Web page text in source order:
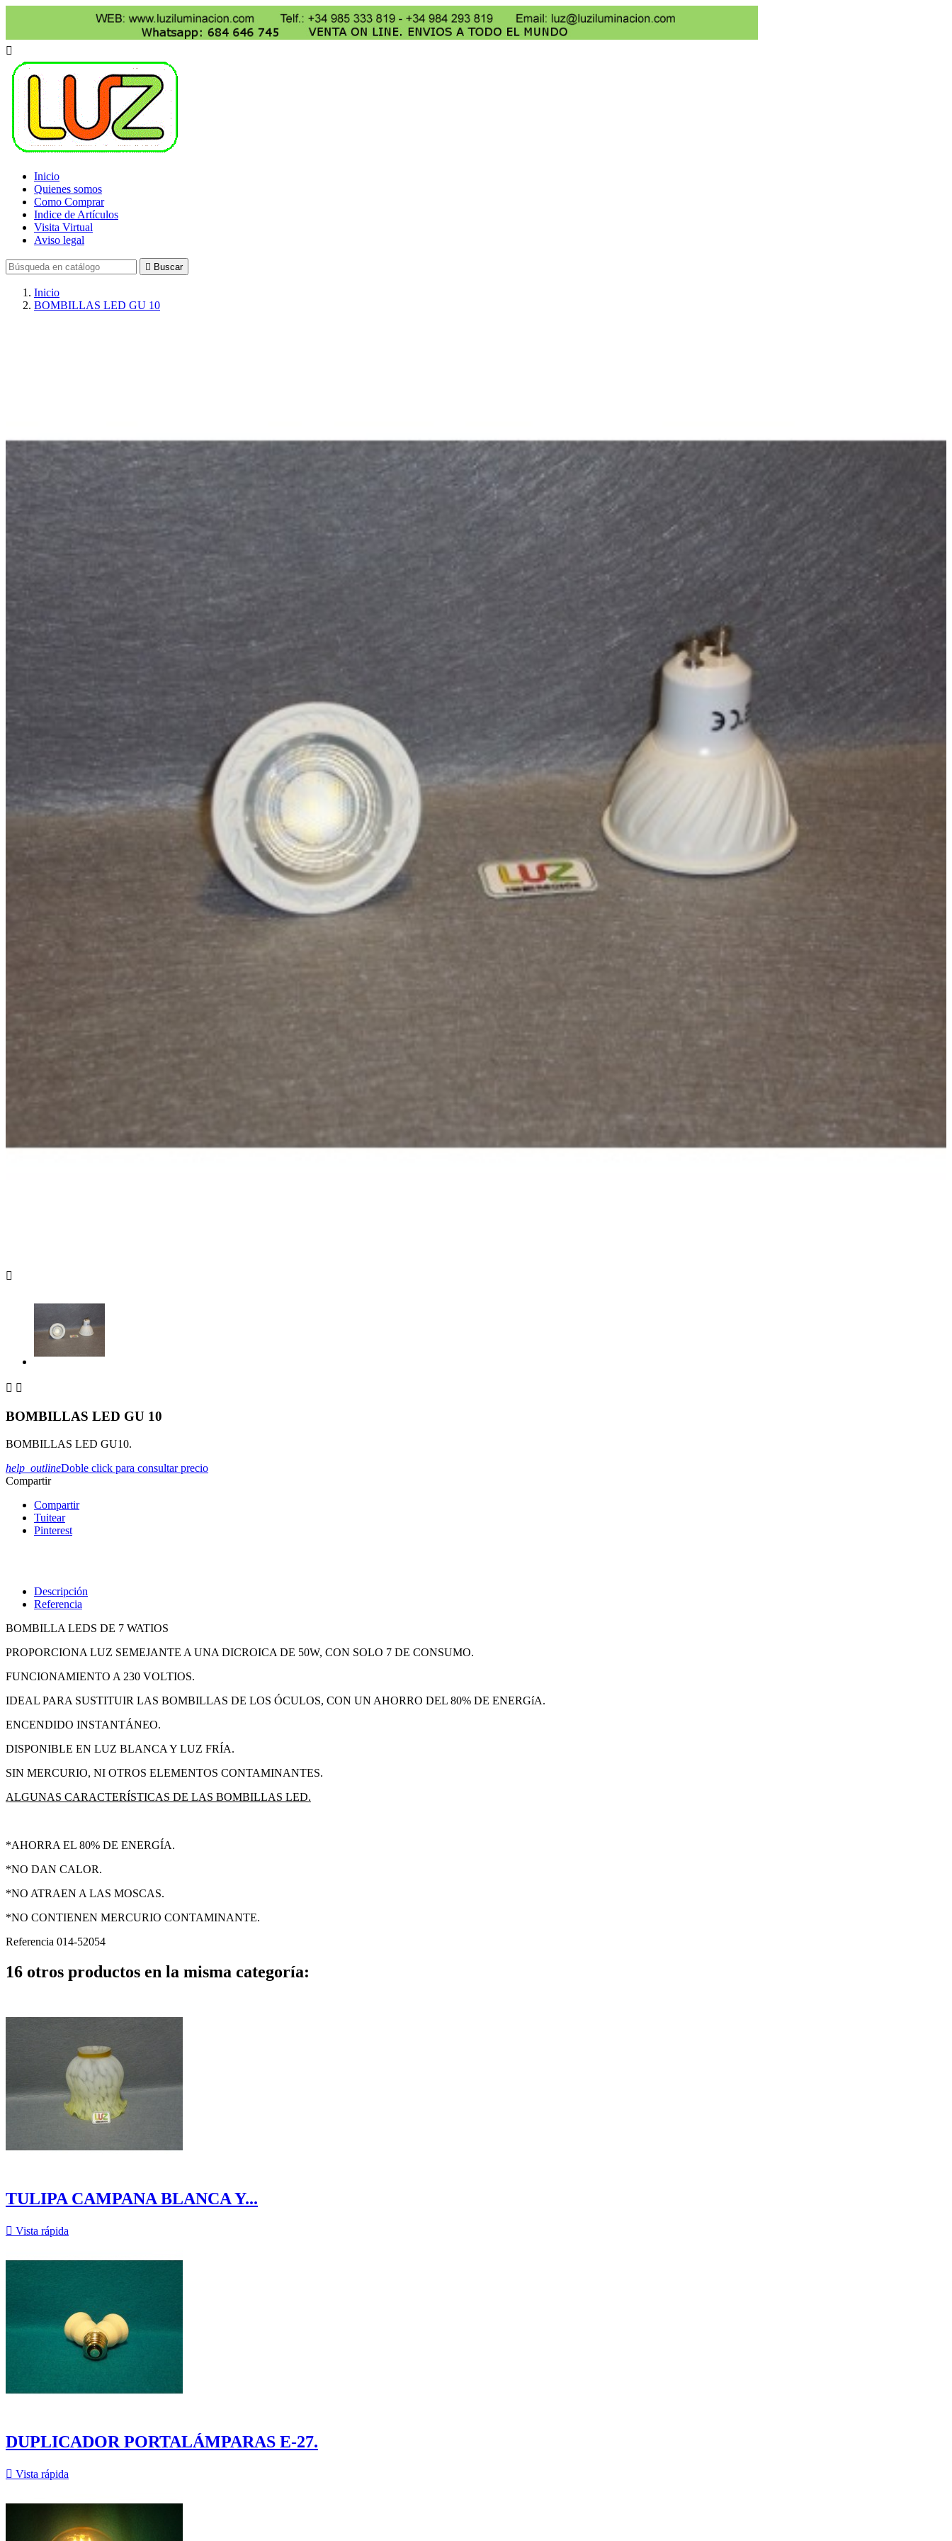

Inicio
Quienes somos
Como Comprar
Indice de Artículos
Visita Virtual
Aviso legal
 Buscar
Inicio
BOMBILLAS LED GU 10

 
BOMBILLAS LED GU 10
BOMBILLAS LED GU10.
help_outlineDoble click para consultar precio
Compartir
Compartir
Tuitear
Pinterest
Descripción
Referencia
BOMBILLA LEDS DE 7 WATIOS
PROPORCIONA LUZ SEMEJANTE A UNA DICROICA DE 50W, CON SOLO 7 DE CONSUMO.
FUNCIONAMIENTO A 230 VOLTIOS.
IDEAL PARA SUSTITUIR LAS BOMBILLAS DE LOS ÓCULOS, CON UN AHORRO DEL 80% DE ENERGíA.
ENCENDIDO INSTANTÁNEO.
DISPONIBLE EN LUZ BLANCA Y LUZ FRÍA.
SIN MERCURIO, NI OTROS ELEMENTOS CONTAMINANTES.
ALGUNAS CARACTERÍSTICAS DE LAS BOMBILLAS LED.
*AHORRA EL 80% DE ENERGÍA.
*NO DAN CALOR.
*NO ATRAEN A LAS MOSCAS.
*NO CONTIENEN MERCURIO CONTAMINANTE.
Referencia 014-52054
16 otros productos en la misma categoría:
TULIPA CAMPANA BLANCA Y...
 Vista rápida
DUPLICADOR PORTALÁMPARAS E-27.
 Vista rápida